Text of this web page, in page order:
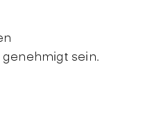
sein.